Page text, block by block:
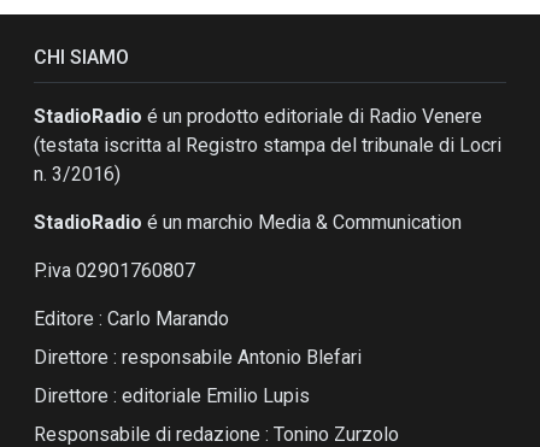
CHI SIAMO
StadioRadio é un prodotto editoriale di Radio Venere
(testata iscritta al Registro stampa del tribunale di Locri
n. 3/2016)
StadioRadio é un marchio Media & Communication
P.iva 02901760807
Editore : Carlo Marando
Direttore : responsabile Antonio Blefari
Direttore : editoriale Emilio Lupis
Responsabile di redazione : Tonino Zurzolo